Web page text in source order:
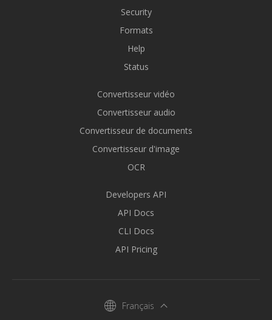
Security
Formats
Help
Status
Convertisseur vidéo
Convertisseur audio
Convertisseur de documents
Convertisseur d'image
OCR
Developers API
API Docs
CLI Docs
API Pricing
Français